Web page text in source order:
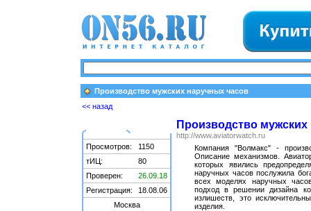
Производство мужских наручных часов
<< назад
Просмотров:
1150
тИЦ:
80
Проверен:
26.09.18
Регистрация:
18.08.06
Москва
Производство
http://www.aviatorwatch.ru
Компания "Волмакс" -
Описание механизмов.
которых явились
наручных часов послужила
всех моделях наручных
подход в решении дизайна
излишеств, это
изделия.